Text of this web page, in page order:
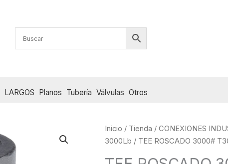
LARGOS Planos Tubería Válvulas Otros
Inicio / Tienda / CONEXIONES
3000Lb / TEE ROSCADO 3000#